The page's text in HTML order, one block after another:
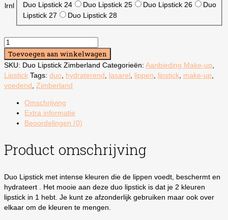
lrnl
Duo Lipstick 24
Duo Lipstick 25 Duo Lipstick 26
Duo
Lipstick 27
Duo Lipstick 28
Duo
Colour
Lipstick
Zimberland
aantal
Toevoegen aan winkelwagen
SKU: Duo Lipstick Zimberland Categorieën: Aanbieding Make-up
Lipstick Tags: duo hydraterend lasarel lippen lipstick make-up
voedend Zimberland
Omschrijving
Extra informatie
Beoordelingen (0)
Product omschrijving
Duo Lipstick met intense kleuren die de lippen voedt, beschermt en
hydrateert . Het mooie aan deze duo lipstick is dat je 2 kleuren
lipstick in 1 hebt. Je kunt ze afzonderlijk gebruiken maar ook over
elkaar om de kleuren te mengen.